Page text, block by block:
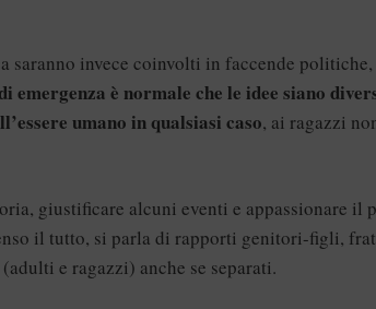
saranno invece coinvolti in faccende
emergenza è normale che le idee siano
umano in qualsiasi caso, ai ragazzi
giustificare alcuni eventi e appassionare
il tutto, si parla di rapporti genitori-figli,
e ragazzi) anche se separati.